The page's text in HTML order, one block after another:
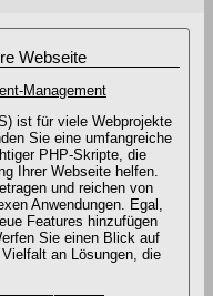
Webseite
Management
ist für viele Webprojekte
Sie eine umfangreiche
PHP-Skripte, die
Ihrer Webseite helfen.
und reichen von
Anwendungen. Egal,
Features hinzufügen
Sie einen Blick auf
an Lösungen, die